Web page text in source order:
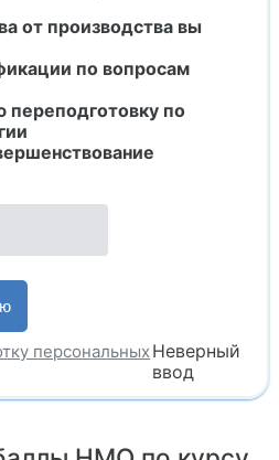
от производства вы
по вопросам
по
персональных Неверный
ввод